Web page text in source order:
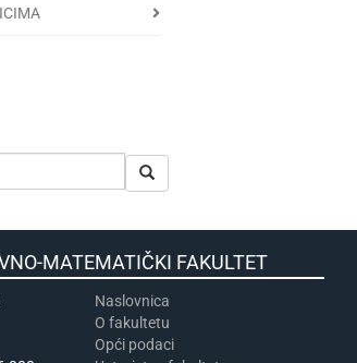
MATEMATIČKI FAKULTET
Naslovnica
​​​O fakultetu
Opći podaci